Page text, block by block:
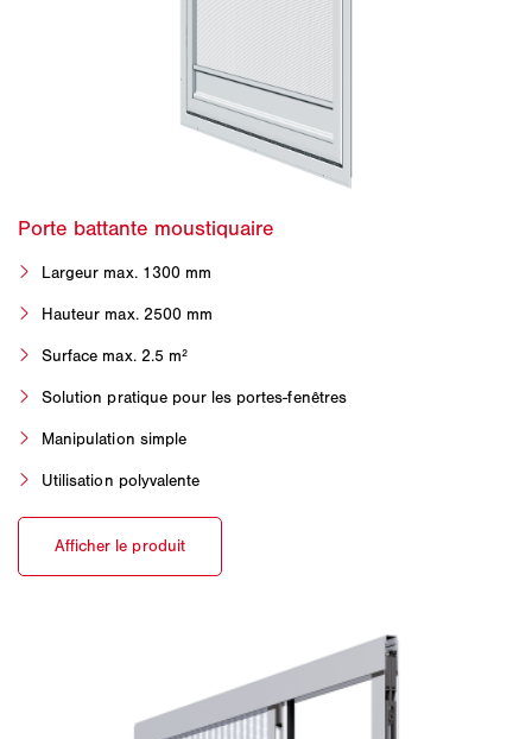
Largeur max. 1300 mm
Hauteur max. 2500 mm
Surface max. 2.5 m²
Solution pratique pour les portes-fenêtres
Manipulation simple
Utilisation polyvalente